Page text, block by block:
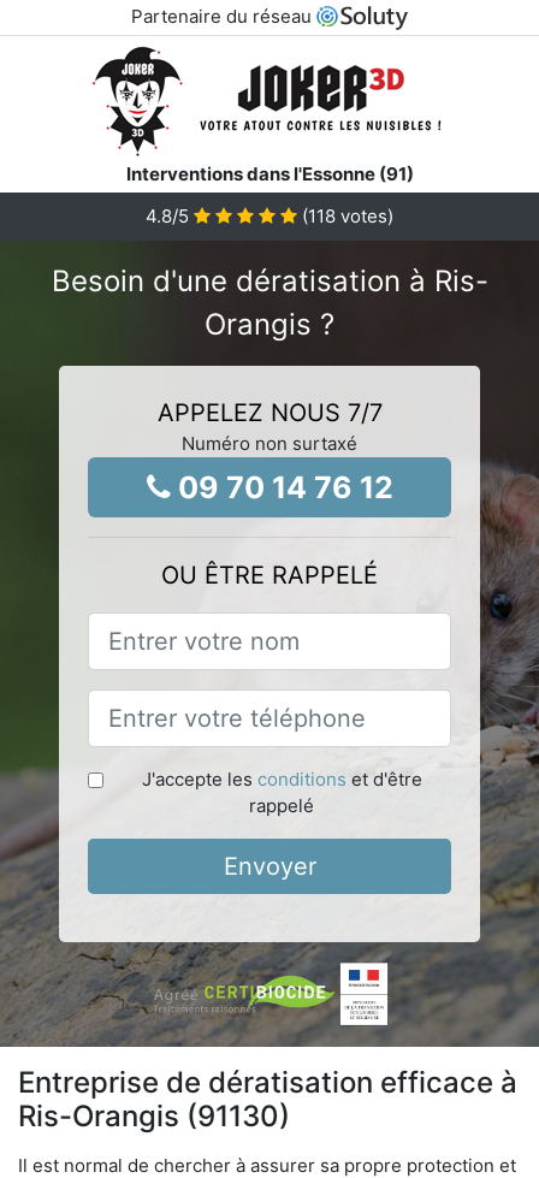
Partenaire du réseau
Interventions dans l'Essonne (91)
4.8/5 (118 votes)
Besoin d'une dératisation à Ris-
Orangis ?
APPELEZ NOUS 7/7
Numéro non surtaxé
09 70 14 76 12
OU ÊTRE RAPPELÉ
J'accepte les conditions et d'être
rappelé
Envoyer
Entreprise de dératisation efficace à
Ris-Orangis (91130)
Il est normal de chercher à assurer sa propre protection et